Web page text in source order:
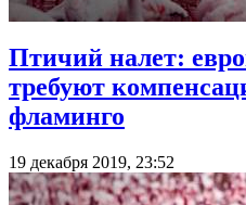
Птичий налет:
требуют
фламинго
19 декабря 2019, 23:52